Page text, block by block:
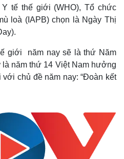
tế thế giới (WHO), Tổ chức
loà (IAPB) chọn là Ngày Thị
giới năm nay sẽ là thứ Năm
năm thứ 14 Việt Nam hưởng
chủ đề năm nay: “Đoàn kết